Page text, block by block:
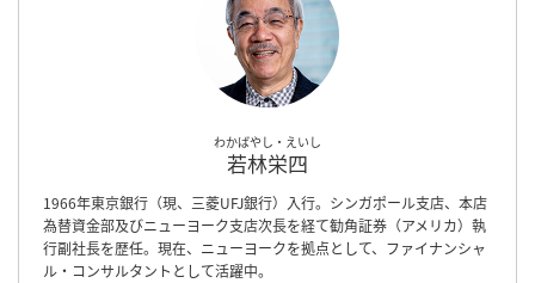
わかばやし・えいし
若林栄四
1966年東京銀行（現、三菱UFJ銀行）入行。シンガポール支店、本店
為替資金部及びニューヨーク支店次長を経て勧角証券（アメリカ）執
行副社長を歴任。現在、ニューヨークを拠点として、ファイナンシャ
ル・コンサルタントとして活躍中。